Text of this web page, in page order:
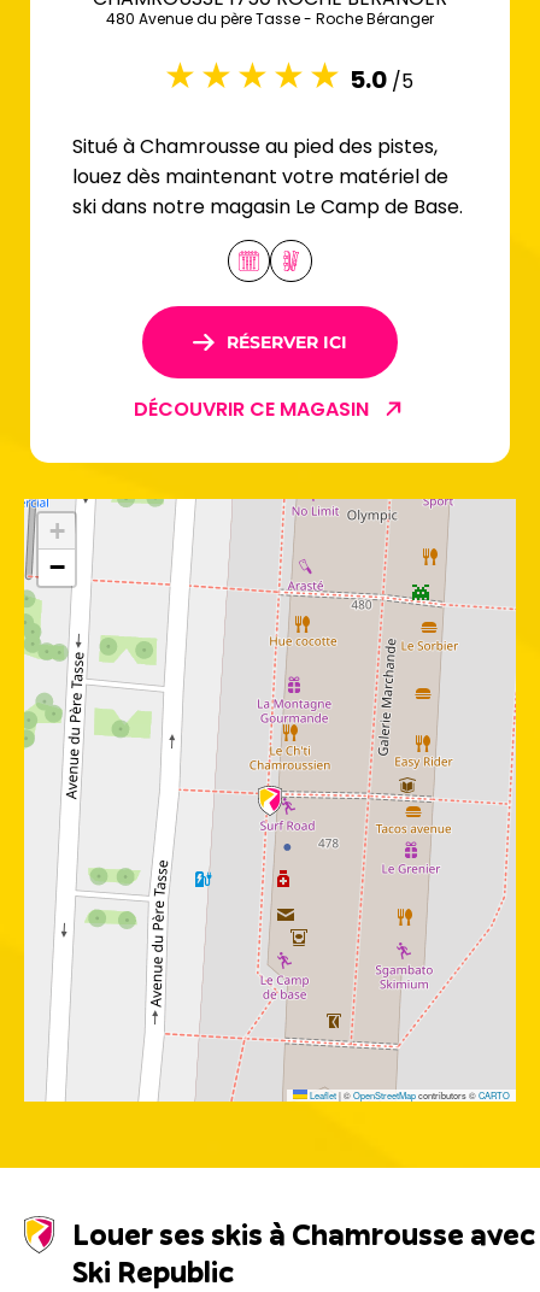
480 Avenue du père Tasse - Roche Béranger
5.0 /5
Situé à Chamrousse au pied des pistes,
louez dès maintenant votre matériel de
ski dans notre magasin Le Camp de Base.
RÉSERVER ICI
DÉCOUVRIR CE MAGASIN
+
−
Leaflet|©OpenStreetMapcontributors ©CARTO
Louer ses skis à Chamrousse avec
Ski Republic